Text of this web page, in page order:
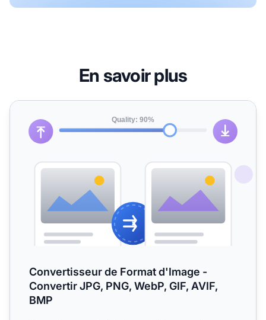
En savoir plus
Convertisseur de Format d'Image - Convertir JPG, PNG,
Convertisseur de Format d'Image -
Convertir JPG, PNG, WebP, GIF, AVIF,
BMP